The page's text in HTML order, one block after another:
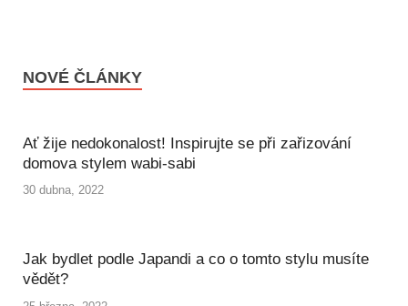
NOVÉ ČLÁNKY
Ať žije nedokonalost! Inspirujte se při zařizování
domova stylem wabi-sabi
30 dubna, 2022
Jak bydlet podle Japandi a co o tomto stylu musíte
vědět?